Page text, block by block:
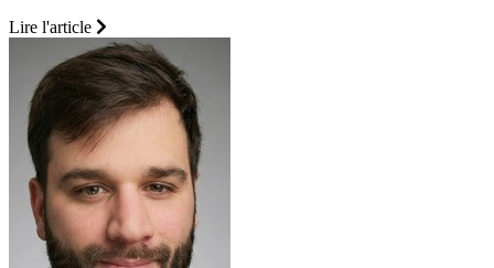
Lire l'article